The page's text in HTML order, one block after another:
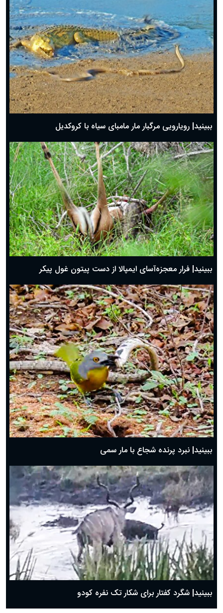
ببینید| رویارویی مرگبار مار مامبای سیاه با کروکدیل
ببینید| فرار معجزه‌آسای ایمپالا از دست پیتون غول پیکر
ببینید| نبرد پرنده شجاع با مار سمی
ببینید| شگرد کفتار برای شکار تک نفره کودو